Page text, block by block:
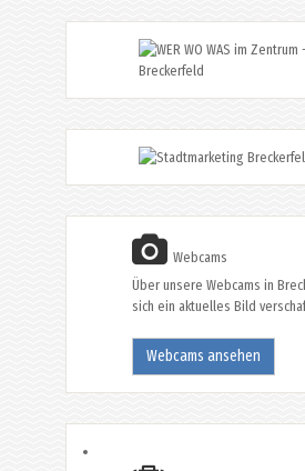
Webcams
Über unsere Webcams in
sich ein aktuelles Bild
Webcams ansehen